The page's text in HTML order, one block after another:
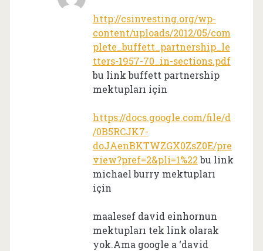
http://csinvesting.org/wp-
content/uploads/2012/05/com
plete_buffett_partnership_le
tters-1957-70_in-sections.pdf
bu link buffett partnership
mektupları için
https://docs.google.com/file/d
/0B5RCJK7-
doJAenBKTWZGX0ZsZ0E/pre
view?pref=2&pli=1%22bu link
michael burry mektupları
için
maalesef david einhornun
mektupları tek link olarak
yok.Ama google a ‘david